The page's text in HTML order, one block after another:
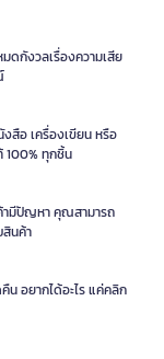
ดกังวลเรื่องความเสีย
สือ เครื่องเขียน หรือ
100% ทุกชิ้น
ามีปัญหา คุณสามารถ
สินค้า
อยากได้อะไร แค่คลิก